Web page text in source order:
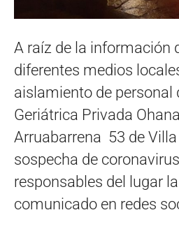
A raíz de la información
diferentes medios
aislamiento de personal
Geriátrica Privada
Arruabarrena 53 de
sospecha de
responsables del lugar
comunicado en redes